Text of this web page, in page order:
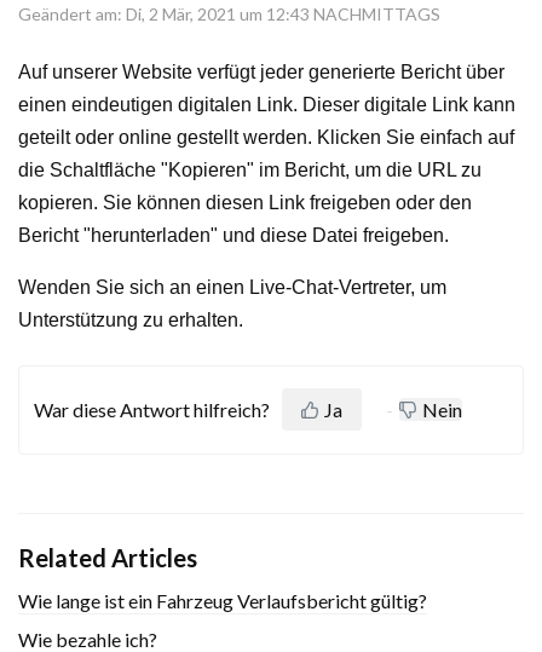
Geändert am: Di, 2 Mär, 2021 um 12:43 NACHMITTAGS
Auf unserer Website verfügt jeder generierte Bericht über
einen eindeutigen digitalen Link. Dieser digitale Link kann
geteilt oder online gestellt werden. Klicken Sie einfach auf
die Schaltfläche "Kopieren" im Bericht, um die URL zu
kopieren. Sie können diesen Link freigeben oder den
Bericht "herunterladen" und diese Datei freigeben.
Wenden Sie sich an einen Live-Chat-Vertreter, um
Unterstützung zu erhalten.
War diese Antwort hilfreich? Ja Nein
Related Articles
Wie lange ist ein Fahrzeug Verlaufsbericht gültig?
Wie bezahle ich?